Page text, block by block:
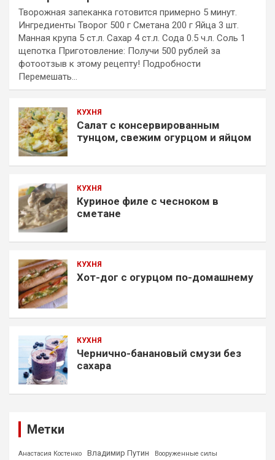
Творожная запеканка готовится примерно 5 минут.
Ингредиенты Творог 500 г Сметана 200 г Яйца 3 шт.
Манная крупа 5 ст.л. Сахар 4 ст.л. Сода 0.5 ч.л. Соль 1
щепотка Приготовление: Получи 500 рублей за
фотоотзыв к этому рецепту! Подробности
Перемешать…
КУХНЯ
Салат с консервированным
тунцом, свежим огурцом и яйцом
КУХНЯ
Куриное филе с чесноком в
сметане
КУХНЯ
Хот-дог с огурцом по-домашнему
КУХНЯ
Чернично-банановый смузи без
сахара
Метки
Анастасия Костенко Владимир Путин Вооруженные силы